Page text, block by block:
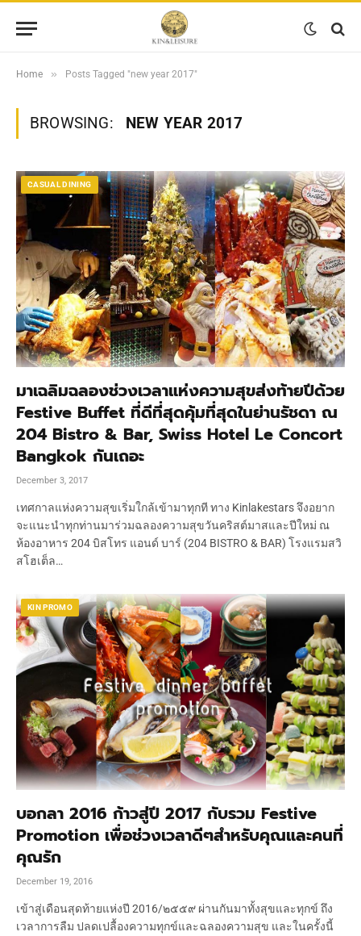
Home » Posts Tagged "new year 2017"
BROWSING: NEW YEAR 2017
CASUAL DINING
มาเฉลิมฉลองช่วงเวลาแห่งความสุขส่งท้ายปีด้วย
Festive Buffet ที่ดีที่สุดคุ้มที่สุดในย่านรัชดา ณ
204 Bistro & Bar, Swiss Hotel Le Concort
Bangkok กันเถอะ
December 3, 2017
เทศกาลแห่งความสุขเริ่มใกล้เข้ามาทุกที ทาง Kinlakestars จึงอยาก
จะแนะนำทุกท่านมาร่วมฉลองความสุขวันคริสต์มาสและปีใหม่ ณ
ห้องอาหาร 204 บิสโทร แอนด์ บาร์ (204 BISTRO & BAR) โรงแรมสวิ
สโฮเต็ล…
KIN PROMO
บอกลา 2016 ก้าวสู่ปี 2017 กับรวม Festive
Promotion เพื่อช่วงเวลาดีๆสำหรับคุณและคนที่
คุณรัก
December 19, 2016
เข้าสู่เดือนสุดท้ายแห่งปี 2016/๒๕๕๙ ผ่านกันมาทั้งสุขและทุกข์ ถึง
เวลาการลืม ปลดเปลื้องความทุกข์และฉลองความสุข และในครั้งนี้